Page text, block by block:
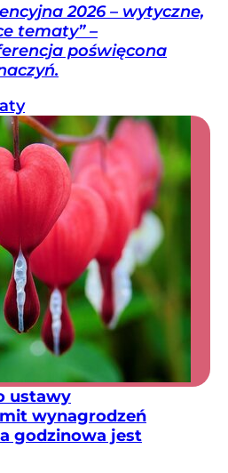
2026 – wytyczne,
tematy” –
poświęcona
ustawy
wynagrodzeń
godzinowa jest